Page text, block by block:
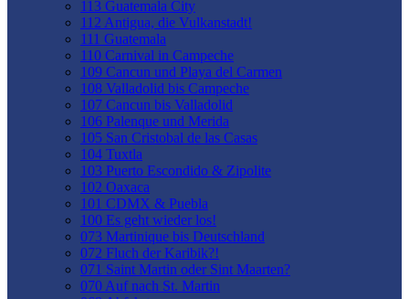
113 Guatemala City
112 Antigua, die Vulkanstadt!
111 Guatemala
110 Carnival in Campeche
109 Cancun und Playa del Carmen
108 Valladolid bis Campeche
107 Cancun bis Valladolid
106 Palenque und Merida
105 San Cristobal de las Casas
104 Tuxtla
103 Puerto Escondido & Zipolite
102 Oaxaca
101 CDMX & Puebla
100 Es geht wieder los!
073 Martinique bis Deutschland
072 Fluch der Karibik?!
071 Saint Martin oder Sint Maarten?
070 Auf nach St. Martin